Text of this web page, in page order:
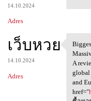
14.10.2024
Adres
เว็บหวย
14.10.2024
Adres
A
global
and
href="